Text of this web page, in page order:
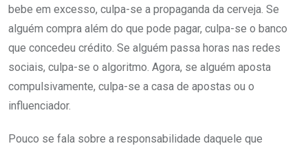
bebe em excesso, culpa-se a propaganda da cerveja. Se
alguém compra além do que pode pagar, culpa-se o banco
que concedeu crédito. Se alguém passa horas nas redes
sociais, culpa-se o algoritmo. Agora, se alguém aposta
compulsivamente, culpa-se a casa de apostas ou o
influenciador.
Pouco se fala sobre a responsabilidade daquele que